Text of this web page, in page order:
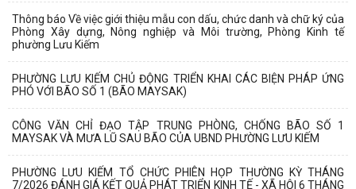
Thông báo Về việc giới thiệu mẫu con dấu, chức danh và chữ ký của
Phòng Xây dựng, Nông nghiệp và Môi trường, Phòng Kinh tế
phường Lưu Kiếm
PHƯỜNG LƯU KIẾM CHỦ ĐỘNG TRIỂN KHAI CÁC BIỆN PHÁP ỨNG
PHÓ VỚI BÃO SỐ 1 (BÃO MAYSAK)
CÔNG VĂN CHỈ ĐẠO TẬP TRUNG PHÒNG, CHỐNG BÃO SỐ 1
MAYSAK VÀ MƯA LŨ SAU BÃO CỦA UBND PHƯỜNG LƯU KIẾM
PHƯỜNG LƯU KIẾM TỔ CHỨC PHIÊN HỌP THƯỜNG KỲ THÁNG
7/2026 ĐÁNH GIÁ KẾT QUẢ PHÁT TRIỂN KINH TẾ - XÃ HỘI 6 THÁNG